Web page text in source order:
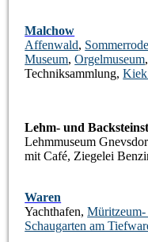
Malchow
Affenwald,
Museum,Orgelmuseum,
Techniksammlung,
Lehm- und
Lehmmuseum
mit Café, Ziegelei
Waren
Yachthafen,Müritzeum-
Schaugarten am